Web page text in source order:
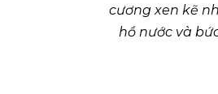
cương xen kẽ
hồ nước và